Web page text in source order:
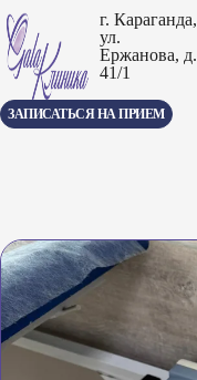
г. Караганда,
ул.
Ержанова, д.
41/1
ЗАПИСАТЬСЯ НА ПРИЕМ